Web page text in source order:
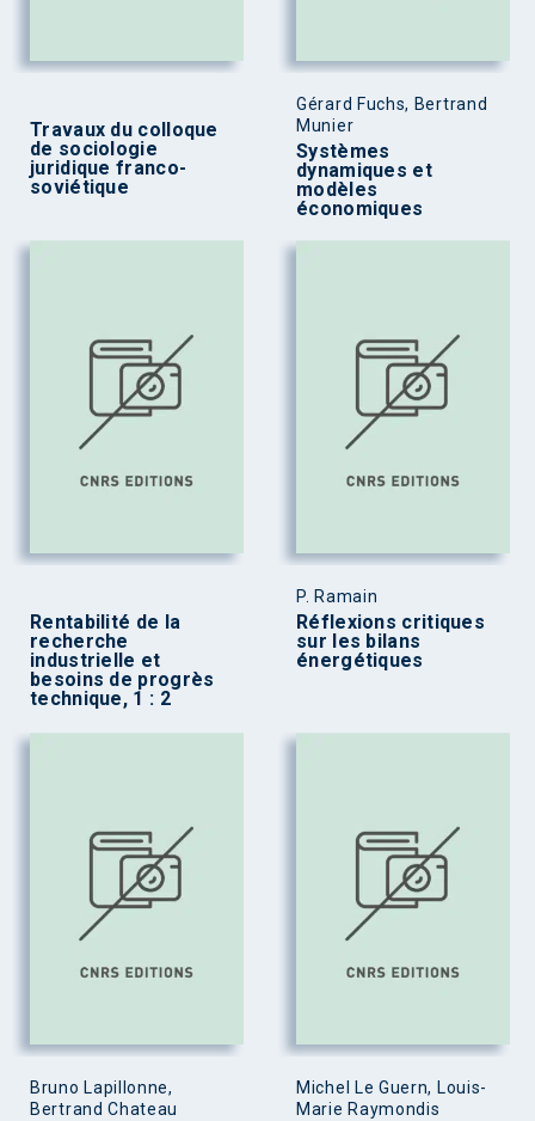
Travaux du colloque
de sociologie
juridique franco-
soviétique
Gérard Fuchs, Bertrand
Munier
Systèmes
dynamiques et
modèles
économiques
Rentabilité de la
recherche
industrielle et
besoins de progrès
technique, 1 : 2
P. Ramain
Réflexions critiques
sur les bilans
énergétiques
Bruno Lapillonne,
Bertrand Chateau
Michel Le Guern, Louis-
Marie Raymondis